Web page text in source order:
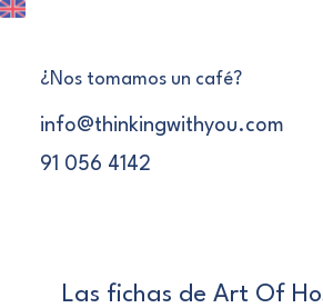
¿Nos tomamos un café?
info@thinkingwithyou.com
91 056 4142
RECURSO
Las fichas de Art Of